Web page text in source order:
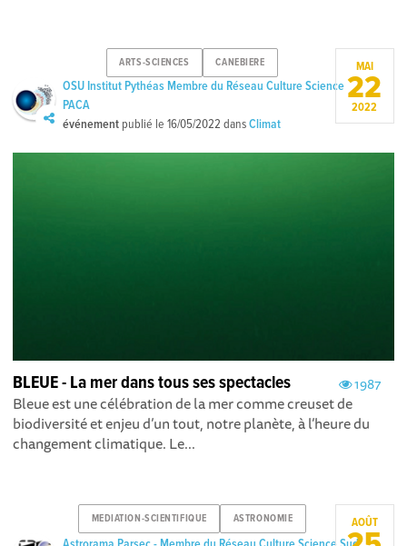
ARTS-SCIENCES CANEBIERE
OSU Institut Pythéas Membre du Réseau Culture Science
PACA
événement publié le16/05/2022 dansClimat
MAI
22
2022
1987
BLEUE - La mer dans tous ses spectacles
Bleue est une célébration de la mer comme creuset de
biodiversité et enjeu d’un tout, notre planète, à l’heure du
changement climatique. Le...
MEDIATION-SCIENTIFIQUE ASTRONOMIE AOÛT